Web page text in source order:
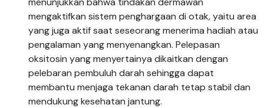
mengaktifkan sistem penghargaan di otak, yaitu area
yang juga aktif saat seseorang menerima hadiah atau
pengalaman yang menyenangkan. Pelepasan
oksitosin yang menyertainya dikaitkan dengan
pelebaran pembuluh darah sehingga dapat
membantu menjaga tekanan darah tetap stabil dan
mendukung kesehatan jantung.